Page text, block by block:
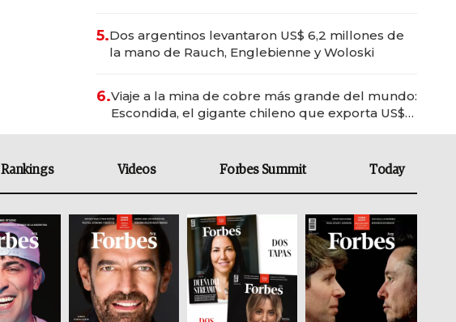
5.Dos argentinos levantaron US$ 6,2 millones de
la mano de Rauch, Englebienne y Woloski
6.Viaje a la mina de cobre más grande del mundo:
Escondida, el gigante chileno que exporta US$
Rankings Videos Forbes Summit Today